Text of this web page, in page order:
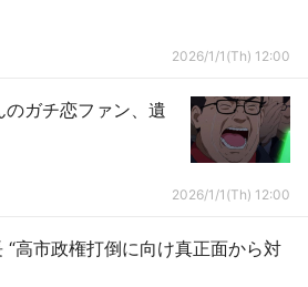
2026/1/1(Th) 12:00
ガチ恋ファン、遺
2026/1/1(Th) 12:00
“高市政権打倒に向け真正面から対